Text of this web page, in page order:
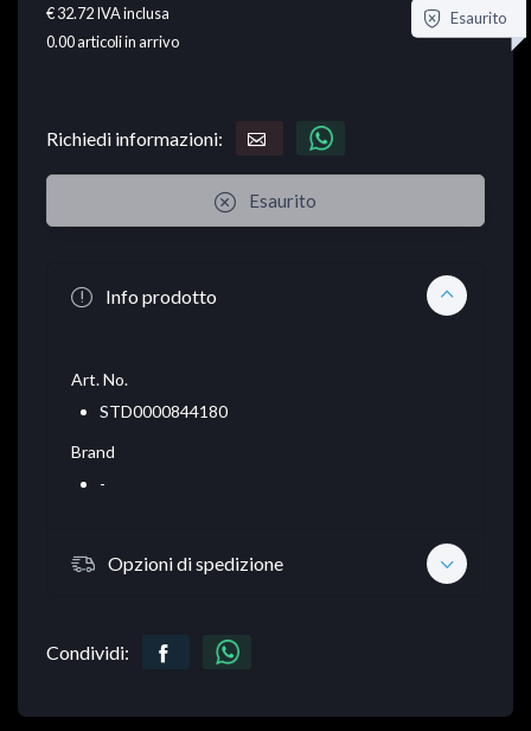
€ 32.72IVA inclusa
0.00articoli in arrivo
Esaurito
Richiedi informazioni:
Esaurito
Info prodotto
Art. No.
STD0000844180
Brand
-
Opzioni di spedizione
Condividi: